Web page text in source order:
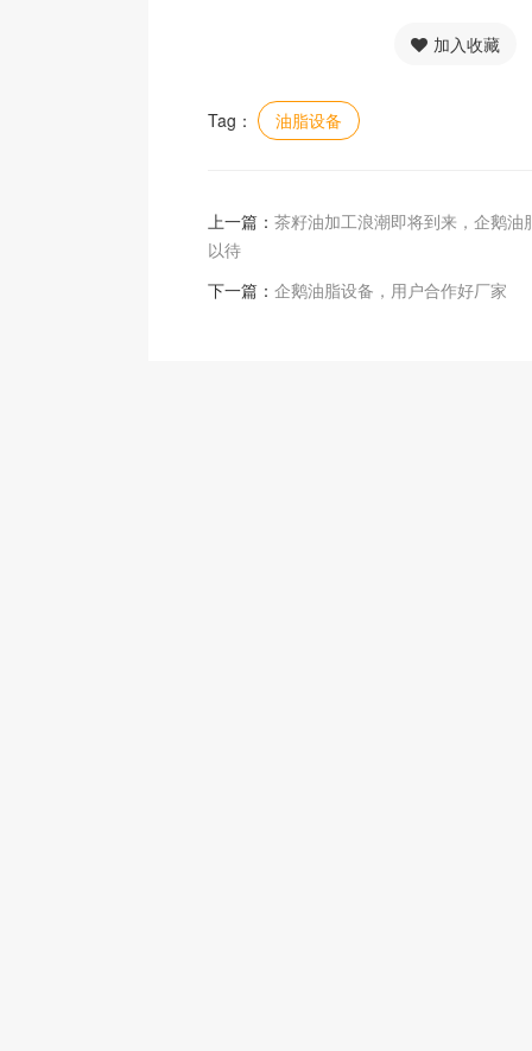
加入收藏
Tag： 油脂设备
上一篇： 茶籽油加工浪潮即将到来，企鹅油
以待
下一篇： 企鹅油脂设备，用户合作好厂家